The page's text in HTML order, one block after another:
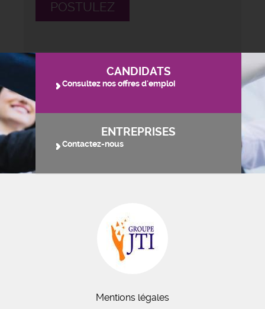
POSTULEZ
CANDIDATS
Consultez nos offres d'emploi
ENTREPRISES
Contactez-nous
Mentions légales